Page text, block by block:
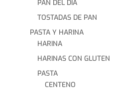
PAN DEL DIA
TOSTADAS DE PAN
PASTA Y HARINA
HARINA
HARINAS CON GLUTEN
PASTA
CENTENO